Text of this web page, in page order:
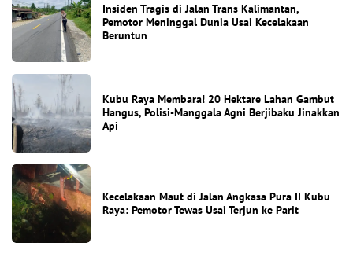
Insiden Tragis di Jalan Trans Kalimantan,
Pemotor Meninggal Dunia Usai Kecelakaan
Beruntun
Kubu Raya Membara! 20 Hektare Lahan Gambut
Hangus, Polisi-Manggala Agni Berjibaku Jinakkan
Api
Kecelakaan Maut di Jalan Angkasa Pura II Kubu
Raya: Pemotor Tewas Usai Terjun ke Parit